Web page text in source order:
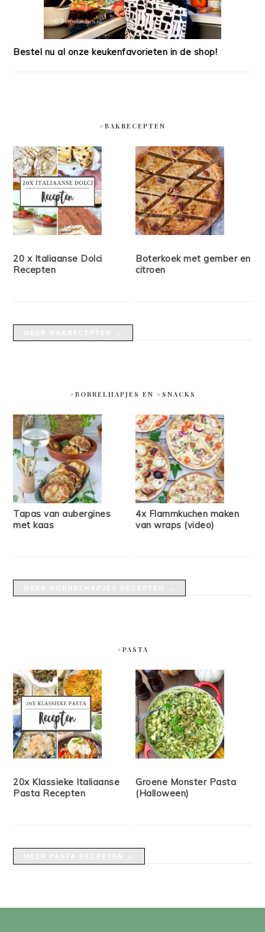
Bestel nu al onze keukenfavorieten in de shop!
#BAKRECEPTEN
20 x Italiaanse Dolci
Recepten
Boterkoek met gember en
citroen
#BORRELHAPJES EN #SNACKS
Tapas van aubergines
met kaas
4x Flammkuchen maken
van wraps (video)
#PASTA
20x Klassieke Italiaanse
Pasta Recepten
Groene Monster Pasta
(Halloween)